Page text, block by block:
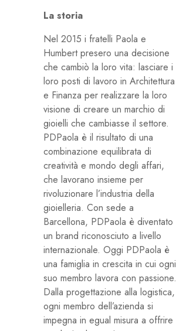
La storia
Nel 2015 i fratelli Paola e
Humbert presero una decisione
che cambiò la loro vita: lasciare i
loro posti di lavoro in Architettura
e Finanza per realizzare la loro
visione di creare un marchio di
gioielli che cambiasse il settore.
PDPaola è il risultato di una
combinazione equilibrata di
creatività e mondo degli affari,
che lavorano insieme per
rivoluzionare l’industria della
gioielleria. Con sede a
Barcellona, ​​PDPaola è diventato
un brand riconosciuto a livello
internazionale. Oggi PDPaola è
una famiglia in crescita in cui ogni
suo membro lavora con passione.
Dalla progettazione alla logistica,
ogni membro dell’azienda si
impegna in egual misura a offrire